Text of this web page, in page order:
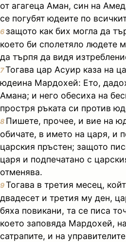
от агагеца Аман, син на
се погубят юдеите по
6 защото как бих могла да
което би сполетяло людете
да търпя да видя
7Тогава цар Асуир каза на
юдеина Мардохей: Ето,
Амана; и него обесиха на
простря ръката си против
8 Пишете, прочее, и вие на
обичате, в името на царя, и
царския пръстен; защото
царя и подпечатано с
отменява.
9Тогава в третия месец,
двадесет и третия му ден,
бяха повикани, та се писа
което заповяда Мардохей,
сатрапите, и на